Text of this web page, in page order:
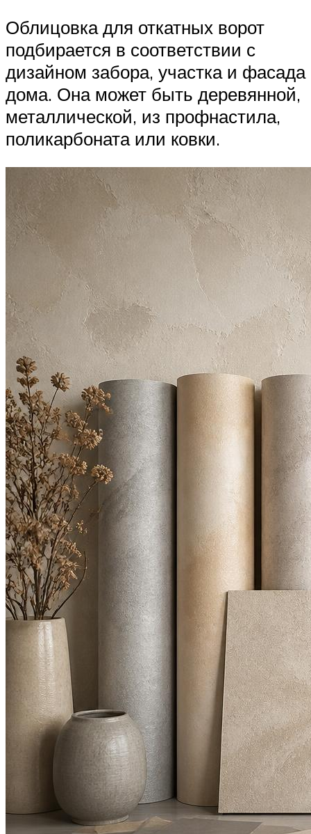
Облицовка для откатных ворот
подбирается в соответствии с
дизайном забора, участка и фасада
дома. Она может быть деревянной,
металлической, из профнастила,
поликарбоната или ковки.